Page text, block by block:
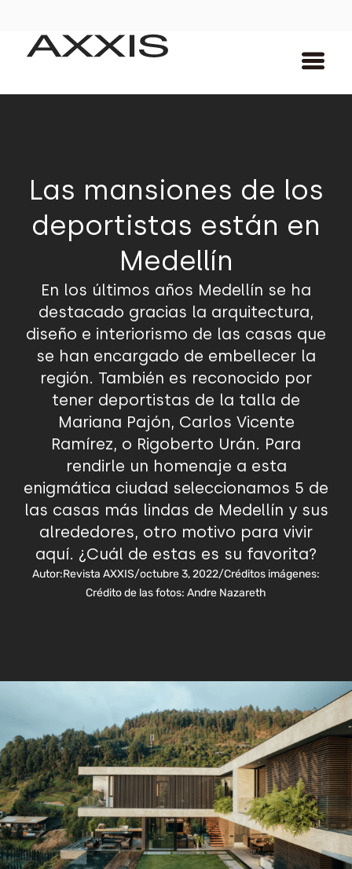
Las mansiones de los
deportistas están en
Medellín
En los últimos años Medellín se ha
destacado gracias la arquitectura,
diseño e interiorismo de las casas que
se han encargado de embellecer la
región. También es reconocido por
tener deportistas de la talla de
Mariana Pajón, Carlos Vicente
Ramírez, o Rigoberto Urán. Para
rendirle un homenaje a esta
enigmática ciudad seleccionamos 5 de
las casas más lindas de Medellín y sus
alrededores, otro motivo para vivir
aquí. ¿Cuál de estas es su favorita?
Autor:Revista AXXIS/octubre 3, 2022/Créditos imágenes:
Crédito de las fotos: Andre Nazareth